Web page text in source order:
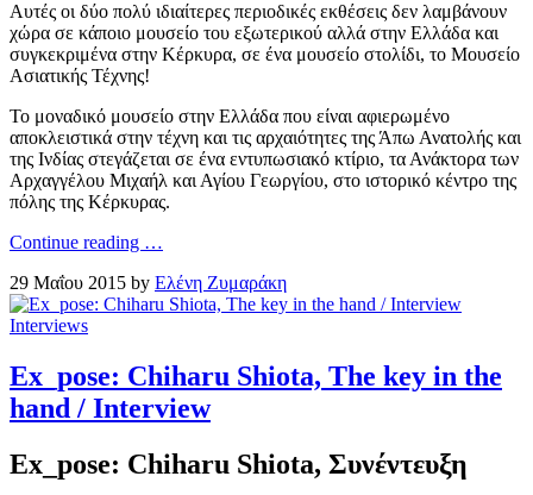
Αυτές οι δύο πολύ ιδιαίτερες περιοδικές εκθέσεις δεν λαμβάνουν
χώρα σε κάποιο μουσείο του εξωτερικού αλλά στην Ελλάδα και
συγκεκριμένα στην Κέρκυρα, σε ένα μουσείο στολίδι, το Μουσείο
Ασιατικής Τέχνης!
Το μοναδικό μουσείο στην Ελλάδα που είναι αφιερωμένο
αποκλειστικά στην τέχνη και τις αρχαιότητες της Άπω Ανατολής και
της Ινδίας στεγάζεται σε ένα εντυπωσιακό κτίριο, τα Ανάκτορα των
Αρχαγγέλου Μιχαήλ και Αγίου Γεωργίου, στο ιστορικό κέντρο της
πόλης της Κέρκυρας.
Continue reading …
29 Μαΐου 2015 by Ελένη Ζυμαράκη
Interviews
Ex_pose: Chiharu Shiota, The key in the
hand / Interview
Ex_pose: Chiharu Shiota, Συνέντευξη